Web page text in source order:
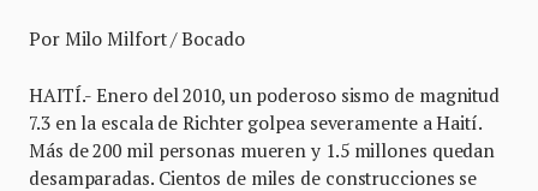
Por Milo Milfort / Bocado
HAITÍ.- Enero del 2010, un poderoso sismo de magnitud
7.3 en la escala de Richter golpea severamente a Haití.
Más de 200 mil personas mueren y 1.5 millones quedan
desamparadas. Cientos de miles de construcciones se